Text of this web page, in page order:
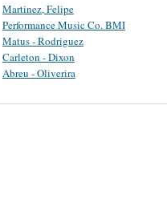
Martinez, Felipe
Performance Music Co. BMI
Matus - Rodriguez
Carleton - Dixon
Abreu - Oliverira